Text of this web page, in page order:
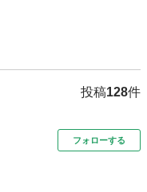
投稿128件
フォローする